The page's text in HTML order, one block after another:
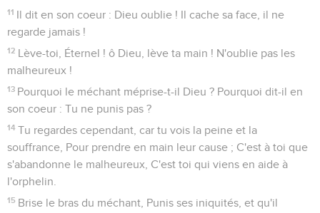
11 Il dit en son coeur : Dieu oublie ! Il cache sa face, il ne
regarde jamais !
12 Lève-toi, Éternel ! ô Dieu, lève ta main ! N'oublie pas les
malheureux !
13 Pourquoi le méchant méprise-t-il Dieu ? Pourquoi dit-il en
son coeur : Tu ne punis pas ?
14 Tu regardes cependant, car tu vois la peine et la
souffrance, Pour prendre en main leur cause ; C'est à toi que
s'abandonne le malheureux, C'est toi qui viens en aide à
l'orphelin.
15 Brise le bras du méchant, Punis ses iniquités, et qu'il